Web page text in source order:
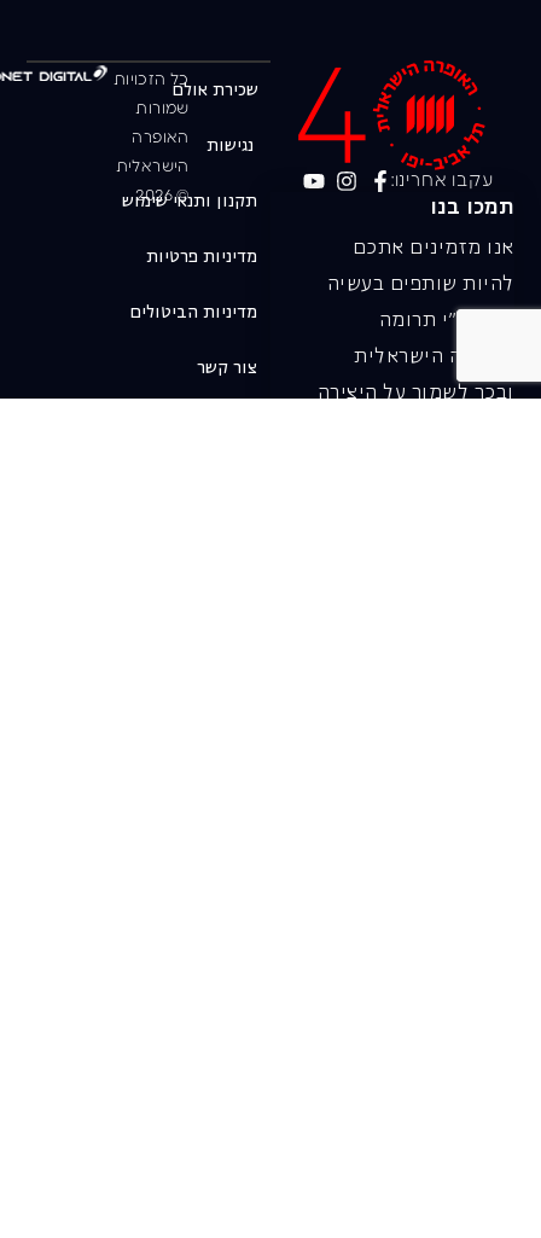
עקבו אחרינו:
תמכו בנו
אנו מזמינים אתכם
להיות שותפים בעשיה
שלנו ע"י תרומה
לאופרה הישראלית
ובכך לשמור על היצירה
כל הזכויות
שמורות
האופרה
הישראלית
© 2026
שכירת אולם
נגישות
תקנון ותנאי שימוש
מדיניות פרטיות
מדיניות הביטולים
צור קשר